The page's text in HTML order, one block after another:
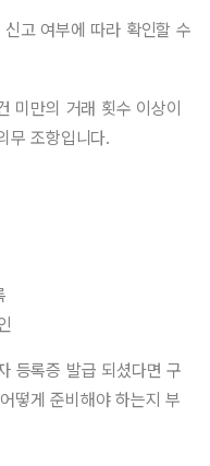
고 여부에 따라 확인할 수
미만의 거래 횟수 이상이
무 조항입니다.
등록증 발급 되셨다면 구
떻게 준비해야 하는지 부